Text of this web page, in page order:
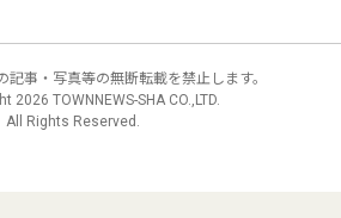
記事・写真等の無断転載を禁止します。
2026 TOWNNEWS-SHA CO.,LTD.
All Rights Reserved.